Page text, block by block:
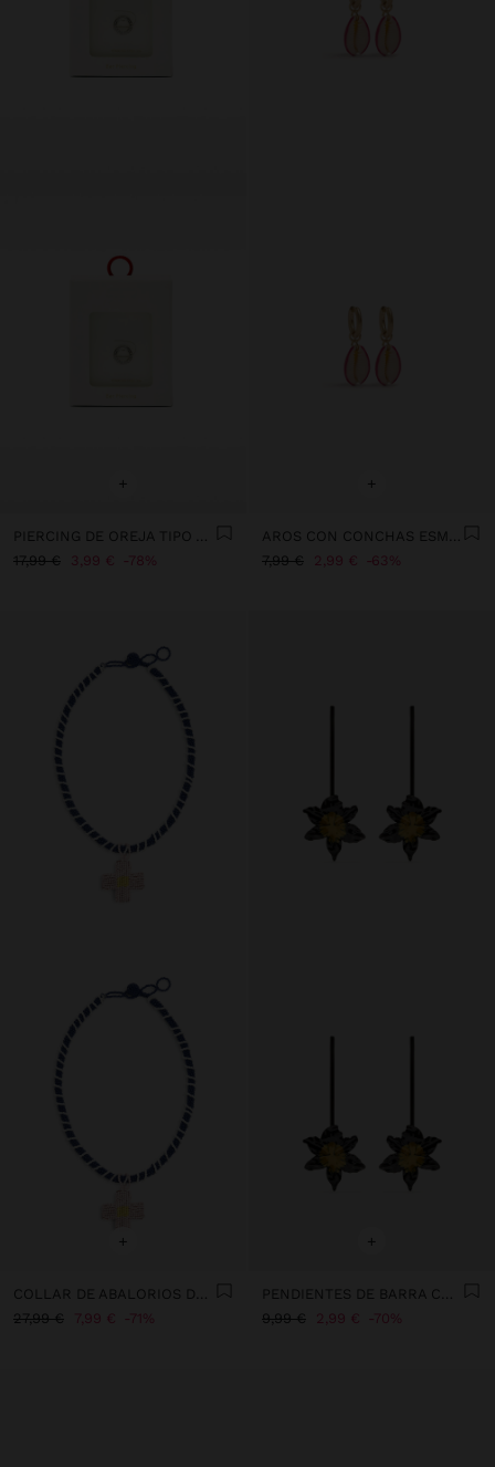
+
PIERCING DE OREJA TIPO ARO CON CIRCONITAS – ACERO INOXIDABLE
17,99 €
3,99 € 78%
+
AROS CON CONCHAS ESMALTADAS
7,99 €
2,99 € 63%
+
27,99 €
7,99 € 71%
+
9,99 €
2,99 € 70%